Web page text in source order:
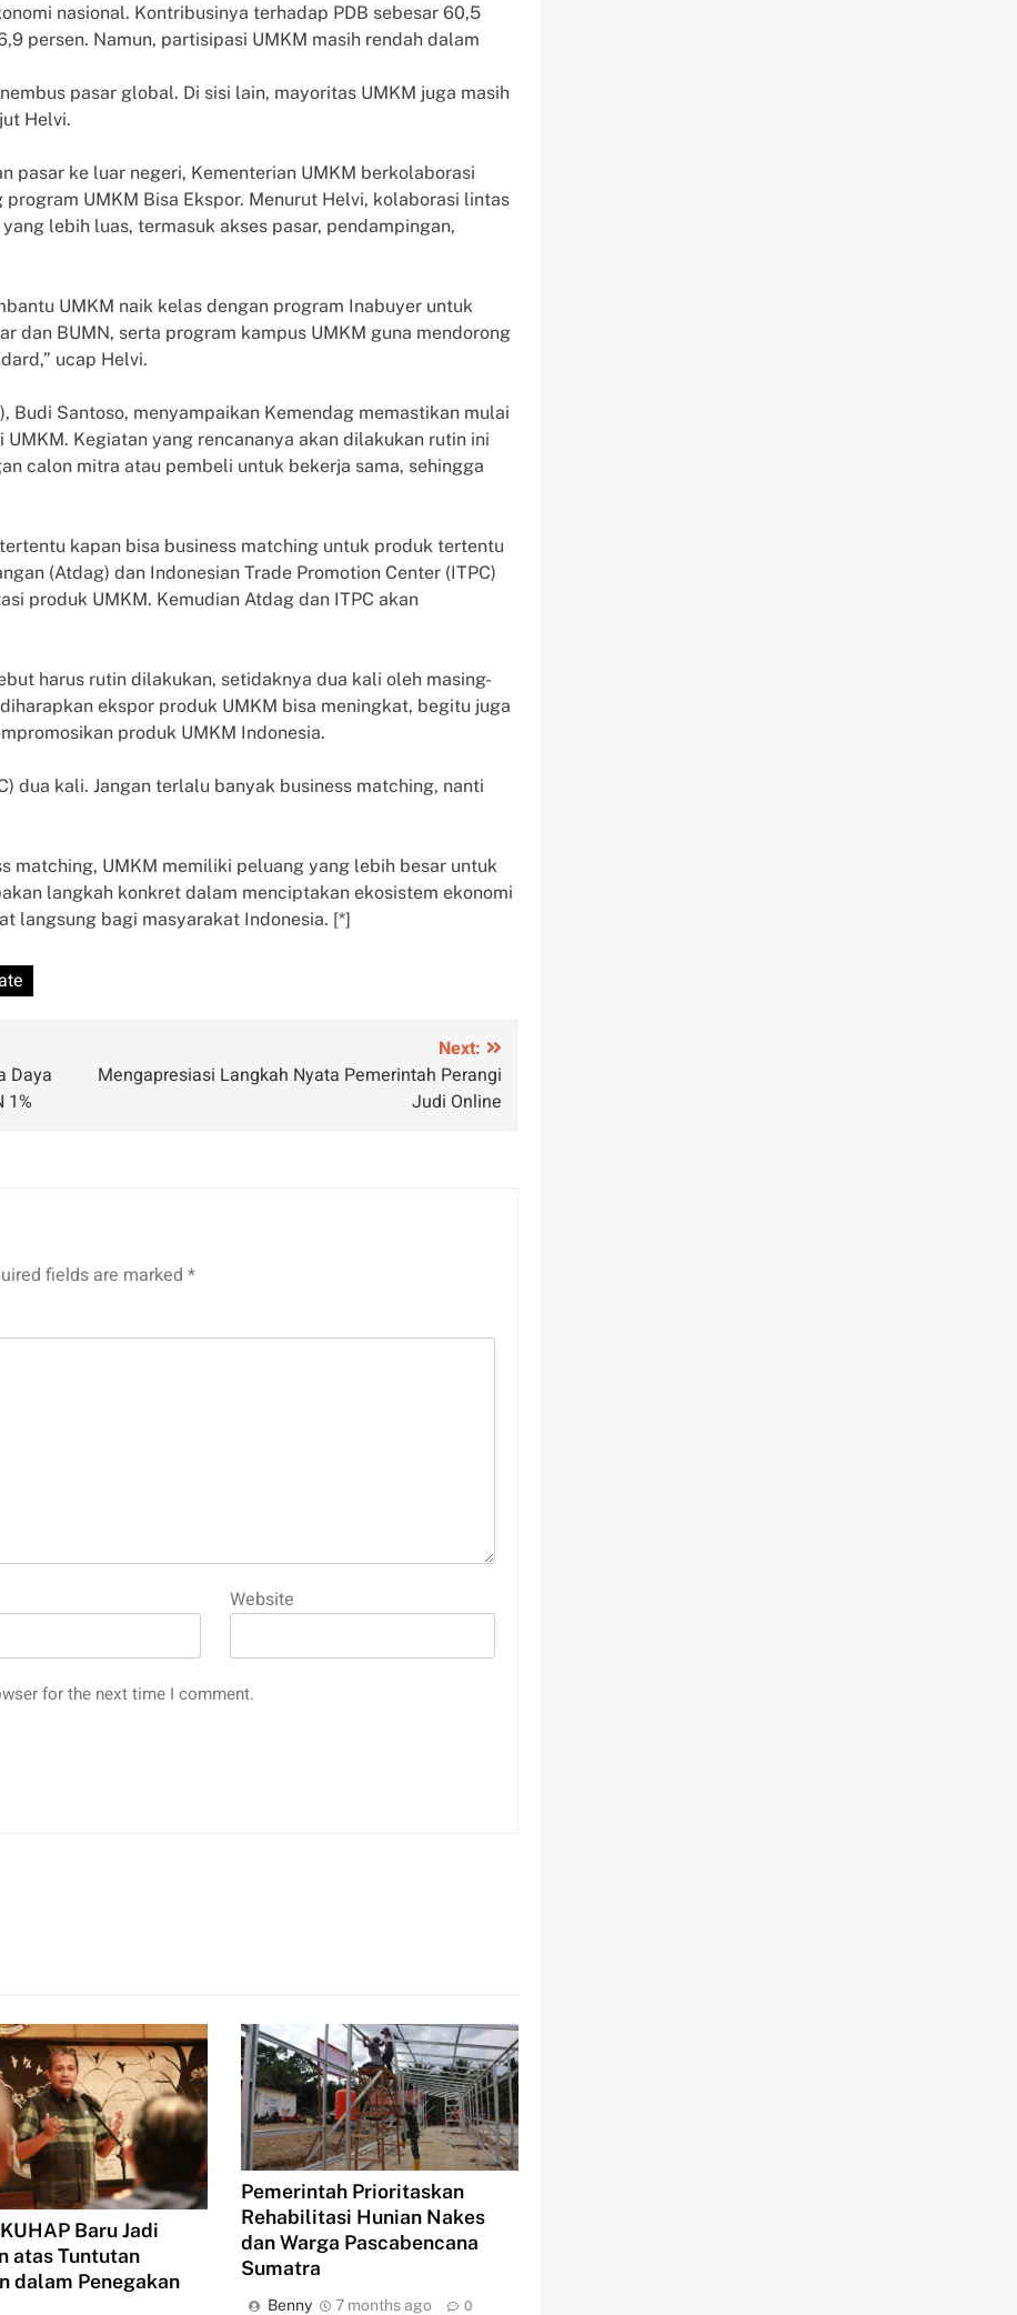
nasional. Kontribusinya terhadap PDB sebesar 60,5
persen. Namun, partisipasi UMKM masih rendah dalam
pasar global. Di sisi lain, mayoritas UMKM juga masih
Helvi.
pasar ke luar negeri, Kementerian UMKM berkolaborasi
UMKM Bisa Ekspor. Menurut Helvi, kolaborasi lintas
lebih luas, termasuk akses pasar, pendampingan,
UMKM naik kelas dengan program Inabuyer untuk
dan BUMN, serta program kampus UMKM guna mendorong
ucap Helvi.
Budi Santoso, menyampaikan Kemendag memastikan mulai
Kegiatan yang rencananya akan dilakukan rutin ini
calon mitra atau pembeli untuk bekerja sama, sehingga
kapan bisa business matching untuk produk tertentu
(Atdag) dan Indonesian Trade Promotion Center (ITPC)
produk UMKM. Kemudian Atdag dan ITPC akan
harus rutin dilakukan, setidaknya dua kali oleh masing-
ekspor produk UMKM bisa meningkat, begitu juga
produk UMKM Indonesia.
dua kali. Jangan terlalu banyak business matching, nanti
matching, UMKM memiliki peluang yang lebih besar untuk
langkah konkret dalam menciptakan ekosistem ekonomi
langsung bagi masyarakat Indonesia. [*]
Daya
1%
Next:
Mengapresiasi Langkah Nyata Pemerintah Perangi
Judi Online
fields are marked *
Website
for the next time I comment.
Baru Jadi
atas Tuntutan
dalam Penegakan
Pemerintah Prioritaskan
Rehabilitasi Hunian Nakes
dan Warga Pascabencana
Sumatra
Benny 7 months ago 0